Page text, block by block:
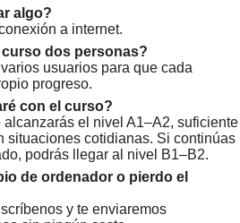
algo?
a internet.
dos personas?
usuarios para que cada
progreso.
con el curso?
el nivel A1–A2, suficiente
situaciones cotidianas. Si continúas
podrás llegar al nivel B1–B2.
de ordenador o pierdo el
y te enviaremos